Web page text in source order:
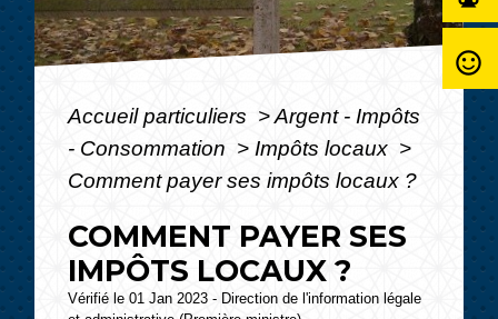
Accueil particuliers >Argent - Impôts
- Consommation > Impôts locaux >
Comment payer ses impôts locaux ?
COMMENT PAYER SES
IMPÔTS LOCAUX ?
Vérifié le 01 Jan 2023 - Direction de l'information légale
sentiment_satisfied_alt